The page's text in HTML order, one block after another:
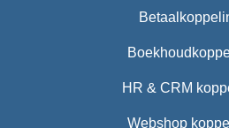
HR & CRM
Webshop